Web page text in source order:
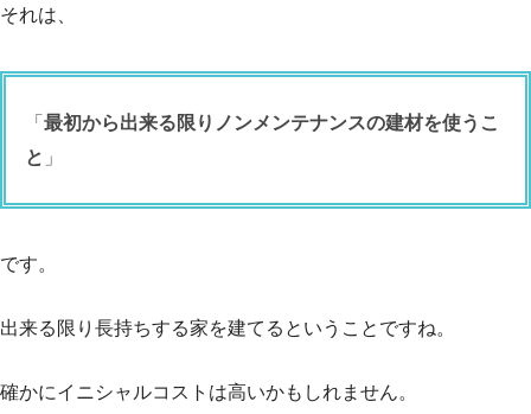
それは、
「 最初から出来る限りノンメンテナンスの建材を使うこ
と 」
です。
出来る限り長持ちする家を建てるということですね。
確かにイニシャルコストは高いかもしれません。